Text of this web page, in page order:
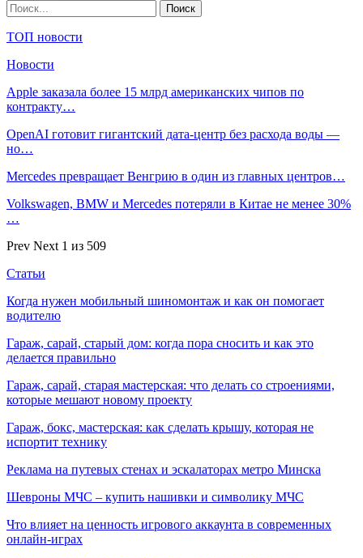
ТОП новости
Новости
Apple заказала более 15 млрд американских чипов по
контракту…
OpenAI готовит гигантский дата-центр без расхода воды —
но…
Mercedes превращает Венгрию в один из главных центров…
Volkswagen, BMW и Mercedes потеряли в Китае не менее 30%
…
Prev Next 1 из 509
Статьи
Когда нужен мобильный шиномонтаж и как он помогает
водителю
Гараж, сарай, старый дом: когда пора сносить и как это
делается правильно
Гараж, сарай, старая мастерская: что делать со строениями,
которые мешают новому проекту
Гараж, бокс, мастерская: как сделать крышу, которая не
испортит технику
Реклама на путевых стенах и эскалаторах метро Минска
Шевроны МЧС – купить нашивки и символику МЧС
Что влияет на ценность игрового аккаунта в современных
онлайн-играх